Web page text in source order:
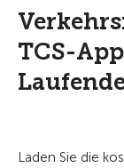
TCS-
Laden Sie die